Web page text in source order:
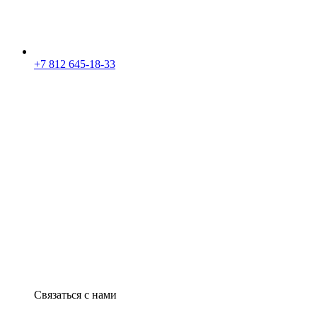
+7 812 645-18-33
Связаться с нами